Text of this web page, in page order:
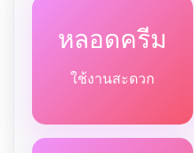
หลอดครีม
ใช้งานสะดวก